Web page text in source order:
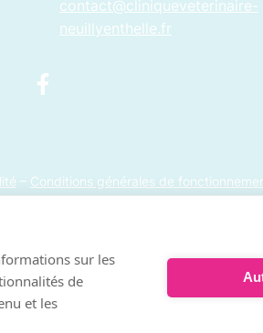
sur les
de
et les
contact@cliniqueveterinaire-
neuillyenthelle.fr
– Conditions générales de